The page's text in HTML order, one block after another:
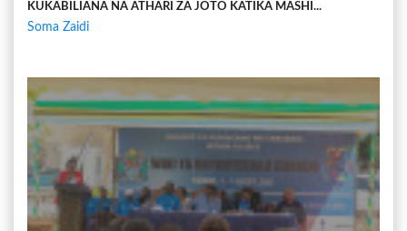
KUKABILIANA NA ATHARI ZA JOTO KATIKA MASHI...
Soma Zaidi